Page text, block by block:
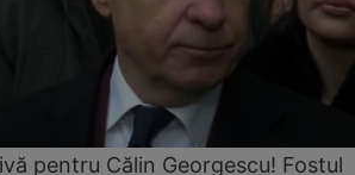
pentru Călin Georgescu! Fostul